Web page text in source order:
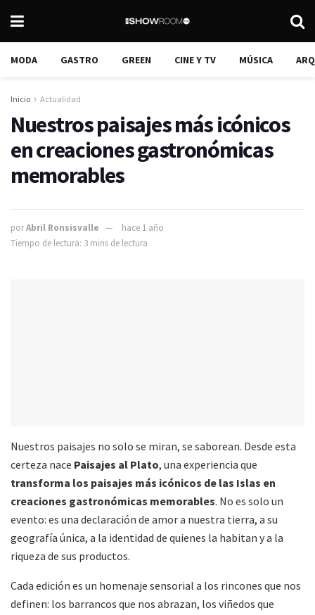
MODA GASTRO GREEN CINE Y TV MÚSICA
Inicio Actualidad
Nuestros paisajes más icónicos
en creaciones gastronómicas
memorables
porAbril Ronsisvalle
hace 1 año
Tiempo de lectura: 3 mins de lectura
Nuestros paisajes no solo se miran, se saborean. Desde esta
certeza nace Paisajes al Plato, una experiencia que
transforma los paisajes más icónicos de las Islas en
creaciones gastronómicas memorables. No es solo un
evento: es una declaración de amor a nuestra tierra, a su
geografía única, a la identidad de quienes la habitan y a la
riqueza de sus productos.
Cada edición es un homenaje sensorial a los rincones que nos
definen: los barrancos que nos abrazan, los viñedos que